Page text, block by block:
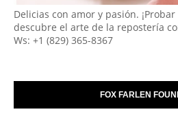
Delicias con amor y pasión.
descubre el arte de la repostería
Ws: +1 (829) 365-8367
FOX FARLEN